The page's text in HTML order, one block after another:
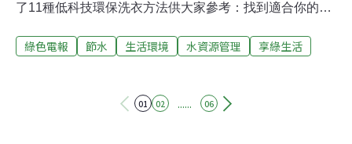
了11種低科技環保洗衣方法供大家參考：找到適合你的愛
綠色電報 節水 生活環境 水資源管理 享綠生活
01 02 ...... 06